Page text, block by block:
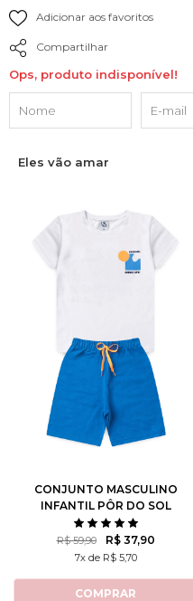
Adicionar aos favoritos
Compartilhar
Ops, produto indisponível!
Eles vão amar
3
10
CONJUNTO MASCULINO
INFANTIL PÔR DO SOL
CALIFORNIANO
R$ 59,90 R$ 37,90
7x de R$ 5,70
COMPRAR